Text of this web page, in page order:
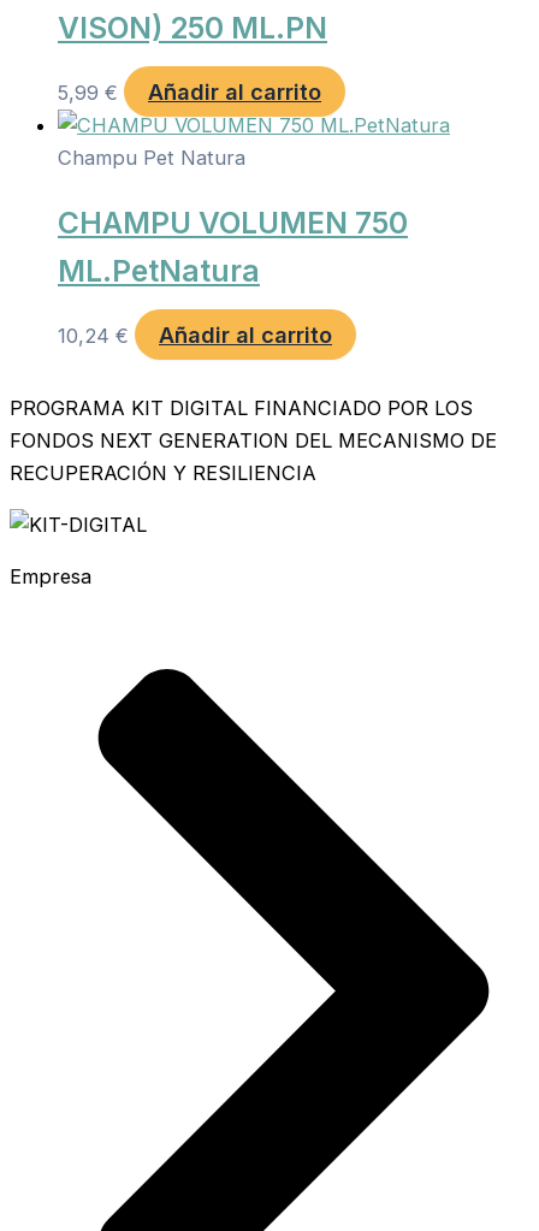
VISON) 250 ML.PN
5,99 € Añadir al carrito
Champu Pet Natura
CHAMPU VOLUMEN 750
ML.PetNatura
10,24 € Añadir al carrito
PROGRAMA KIT DIGITAL FINANCIADO POR LOS
FONDOS NEXT GENERATION DEL MECANISMO DE
RECUPERACIÓN Y RESILIENCIA
Empresa